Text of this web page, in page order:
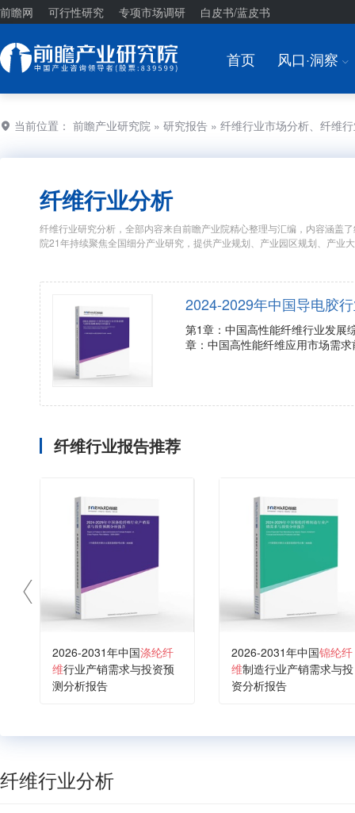
前瞻网 可行性研究 专项市场调研 白皮书/蓝皮书
首页 风口·洞察 I
当前位置： 前瞻产业研究院 » 研究报告 » 纤维行业市场分析、纤维
纤维行业分析
纤维行业研究分析，全部内容来自前瞻产业院精心整理与汇编，内容涵盖
院21年持续聚焦全国细分产业研究，提供产业规划、产业园区规划、产业
2024-2029年中国导电胶
第1章：中国高性能纤维行业发展
章：中国高性能纤维应用市场需
纤维行业报告推荐
2026-2031年中国涤纶纤
维行业产销需求与投资预
测分析报告
2026-2031年中国锦纶纤
维制造行业产销需求与投
资分析报告
纤维行业分析